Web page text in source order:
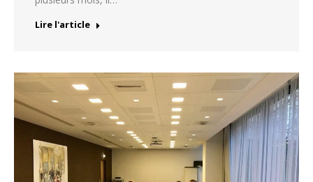
Lire l'article